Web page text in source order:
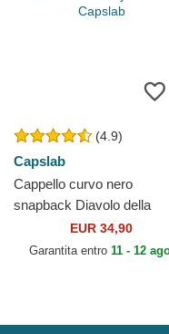
(4.9)
Capslab
Cappello curvo nero
snapback Diavolo della
Tasmania Looney Tunes di
Capslab
EUR 34,90
Garantita entro 11 - 12